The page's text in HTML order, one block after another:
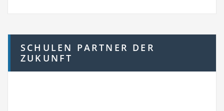
SCHULEN PARTNER DER
ZUKUNFT